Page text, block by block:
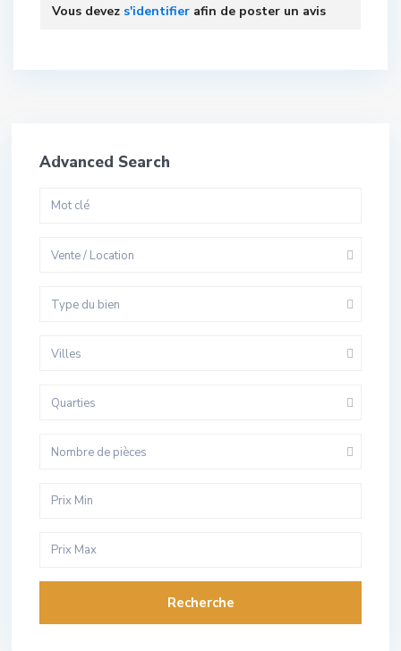
Vous devez s'identifier afin de poster un avis
Advanced Search
Vente / Location
Type du bien
Villes
Quarties
Nombre de pièces
Recherche